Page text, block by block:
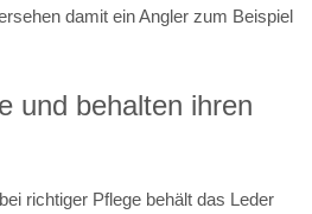
damit ein Angler zum Beispiel
und behalten ihren
richtiger Pflege behält das Leder